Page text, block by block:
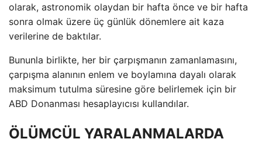
olarak, astronomik olaydan bir hafta önce ve bir hafta
sonra olmak üzere üç günlük dönemlere ait kaza
verilerine de baktılar.
Bununla birlikte, her bir çarpışmanın zamanlamasını,
çarpışma alanının enlem ve boylamına dayalı olarak
maksimum tutulma süresine göre belirlemek için bir
ABD Donanması hesaplayıcısı kullandılar.
ÖLÜMCÜL YARALANMALARDA